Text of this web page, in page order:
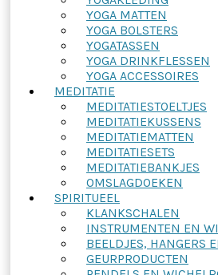
YOGA MATTEN
YOGA BOLSTERS
YOGATASSEN
YOGA DRINKFLESSEN
YOGA ACCESSOIRES
MEDITATIE
MEDITATIESTOELTJES
MEDITATIEKUSSENS
MEDITATIEMATTEN
MEDITATIESETS
MEDITATIEBANKJES
OMSLAGDOEKEN
SPIRITUEEL
KLANKSCHALEN
INSTRUMENTEN EN
BEELDJES, HANGERS
GEURPRODUCTEN